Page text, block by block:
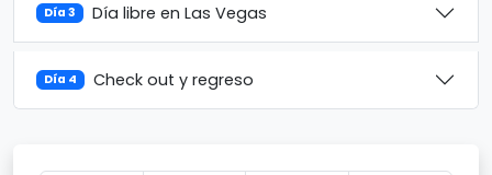
Día 3 Día libre en Las Vegas
Día 4 Check out y regreso